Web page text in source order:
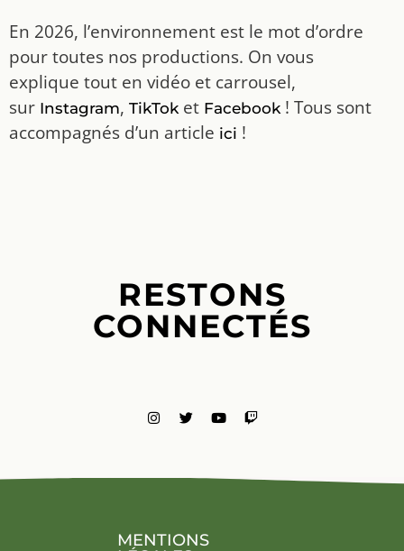
En 2026, l’environnement est le mot d’ordre
pour toutes nos productions. On vous
explique tout en vidéo et carrousel,
sur Instagram, TikToket Facebook! Tous sont
accompagnés d’un article ici !
RESTONS
CONNECTÉS
MENTIONS